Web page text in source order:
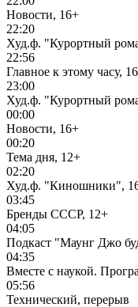
Новости, 16+
22:20
Худ.ф. "Курортный
22:56
Главное к этому часу,
23:00
Худ.ф. "Курортный
00:00
Новости, 16+
00:20
Тема дня, 12+
02:20
Худ.ф. "Киношники",
03:45
Бренды СССР, 12+
04:05
Подкаст "Маунг Джо
04:35
Вместе с наукой.
05:56
Технический, перерыв